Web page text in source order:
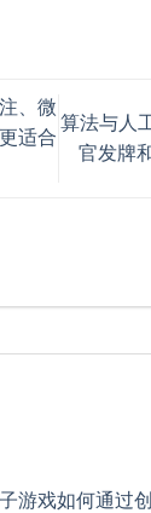
、微
适合
算法与人
官发牌
游戏如何通过